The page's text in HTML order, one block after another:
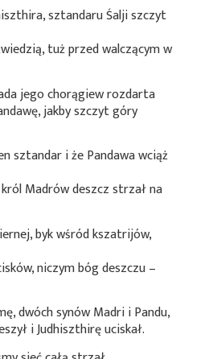
sztandaru Śalji szczyt
tuż przed walczącym w
jego chorągiew rozdarta
jakby szczyt góry
sztandar i że Pandawa wciąż
Madrów deszcz strzał na
byk wśród kszatrijów,
niczym bóg deszczu –
dwóch synów Madri i Pandu,
i Judhiszthirę uciskał.